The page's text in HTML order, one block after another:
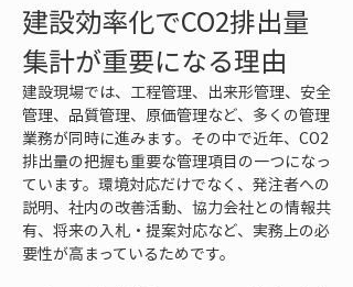
建設効率化でCO2排出量
集計が重要になる理由
建設現場では、工程管理、出来形管理、安全
管理、品質管理、原価管理など、多くの管理
業務が同時に進みます。その中で近年、CO2
排出量の把握も重要な管理項目の一つになっ
ています。環境対応だけでなく、発注者への
説明、社内の改善活動、協力会社との情報共
有、将来の入札・提案対応など、実務上の必
要性が高まっているためです。